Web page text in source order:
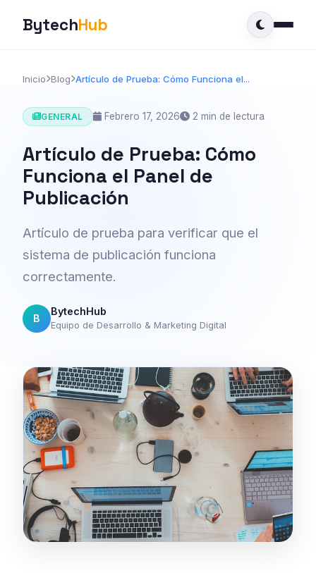
BytechHub
Inicio Blog Artículo de Prueba: Cómo Funciona el...
GENERAL Febrero 17, 2026 2 min de lectura
Artículo de Prueba: Cómo
Funciona el Panel de
Publicación
Artículo de prueba para verificar que el
sistema de publicación funciona
correctamente.
B
BytechHub
Equipo de Desarrollo & Marketing Digital